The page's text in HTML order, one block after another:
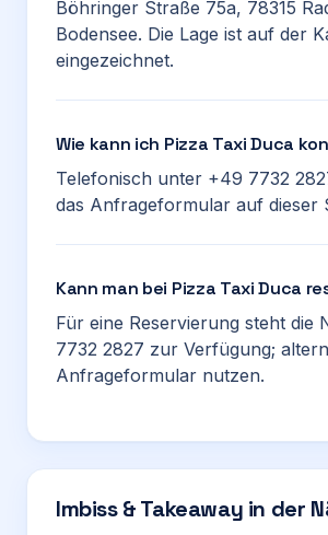
Böhringer Straße 75a, 78315
Bodensee. Die Lage ist auf der
eingezeichnet.
Wie kann ich Pizza Taxi Duca
Telefonisch unter +49 7732
das Anfrageformular auf dieser
Kann man bei Pizza Taxi Duca
Für eine Reservierung steht die
7732 2827 zur Verfügung;
Anfrageformular nutzen.
Imbiss & Takeaway in der